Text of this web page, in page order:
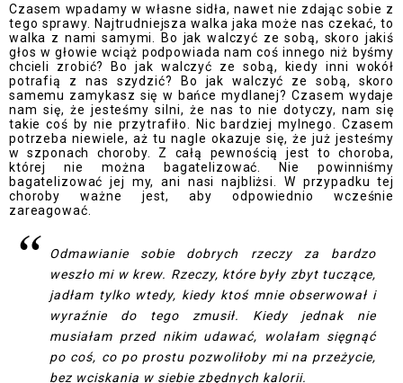
Czasem wpadamy w własne sidła, nawet nie zdając sobie z
tego sprawy. Najtrudniejsza walka jaka może nas czekać, to
walka z nami samymi. Bo jak walczyć ze sobą, skoro jakiś
głos w głowie wciąż podpowiada nam coś innego niż byśmy
chcieli zrobić? Bo jak walczyć ze sobą, kiedy inni wokół
potrafią z nas szydzić? Bo jak walczyć ze sobą, skoro
samemu zamykasz się w bańce mydlanej? Czasem wydaje
nam się, że jesteśmy silni, że nas to nie dotyczy, nam się
takie coś by nie przytrafiło. Nic bardziej mylnego. Czasem
potrzeba niewiele, aż tu nagle okazuje się, że już jesteśmy
w szponach choroby. Z całą pewnością jest to choroba,
której nie można bagatelizować. Nie powinniśmy
bagatelizować jej my, ani nasi najbliżsi. W przypadku tej
choroby ważne jest, aby odpowiednio wcześnie
zareagować.
Odmawianie sobie dobrych rzeczy za bardzo
weszło mi w krew. Rzeczy, które były zbyt tuczące,
jadłam tylko wtedy, kiedy ktoś mnie obserwował i
wyraźnie do tego zmusił. Kiedy jednak nie
musiałam przed nikim udawać, wolałam sięgnąć
po coś, co po prostu pozwoliłoby mi na przeżycie,
bez wciskania w siebie zbędnych kalorii.